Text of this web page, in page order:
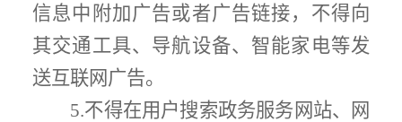
信息中附加广告或者广告链接，不得向
其交通工具、导航设备、智能家电等发
送互联网广告。
5.不得在用户搜索政务服务网站、网